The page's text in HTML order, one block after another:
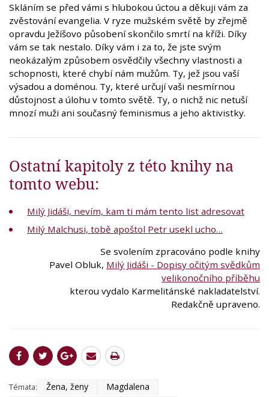
Skláním se před vámi s hlubokou úctou a děkuji vám za
zvěstování evangelia. V ryze mužském světě by zřejmě
opravdu Ježíšovo působení skončilo smrtí na kříži. Díky
vám se tak nestalo. Díky vám i za to, že jste svým
neokázalým způsobem osvědčily všechny vlastnosti a
schopnosti, které chybí nám mužům. Ty, jež jsou vaší
výsadou a doménou. Ty, které určují vaši nesmírnou
důstojnost a úlohu v tomto světě. Ty, o nichž nic netuší
mnozí muži ani současný feminismus a jeho aktivistky.
Ostatní kapitoly z této knihy na
tomto webu:
Milý Jidáši, nevím, kam ti mám tento list adresovat
Milý Malchusi, tobě apoštol Petr usekl ucho…
Se svolením zpracováno podle knihy
Pavel Obluk, Milý Jidáši - Dopisy očitým svědkům
velikonočního příběhu
kterou vydalo Karmelitánské nakladatelství.
Redakčně upraveno.
Témata: Žena, ženy
Magdalena